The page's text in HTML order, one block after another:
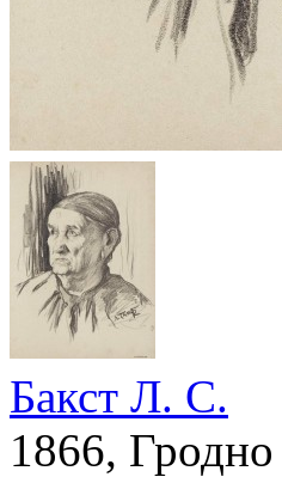
Бакст Л. С.
1866,